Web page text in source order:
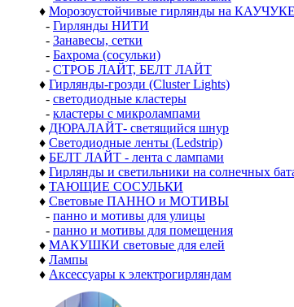
♦ Морозоустойчивые гирлянды на КАУЧУКЕ
- Гирлянды НИТИ
- Занавесы, сетки
- Бахрома (сосульки)
- СТРОБ ЛАЙТ, БЕЛТ ЛАЙТ
♦ Гирлянды-грозди (Cluster Lights)
- светодиодные кластеры
- кластеры с микролампами
♦ ДЮРАЛАЙТ- светящийся шнур
♦ Светодиодные ленты (Ledstrip)
♦ БЕЛТ ЛАЙТ - лента с лампами
♦ Гирлянды и светильники на солнечных
♦ ТАЮЩИЕ СОСУЛЬКИ
♦ Световые ПАННО и МОТИВЫ
- панно и мотивы для улицы
- панно и мотивы для помещения
♦ МАКУШКИ световые для елей
♦ Лампы
♦ Аксессуары к электрогирляндам